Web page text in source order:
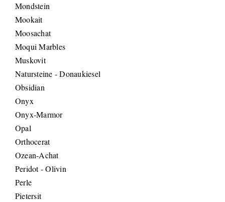
Mondstein
Mookait
Moosachat
Moqui Marbles
Muskovit
Natursteine - Donaukiesel
Obsidian
Onyx
Onyx-Marmor
Opal
Orthocerat
Ozean-Achat
Peridot - Olivin
Perle
Pietersit